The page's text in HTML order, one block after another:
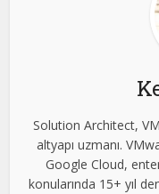
Solution Architect,
altyapı uzmanı.
Google Cloud,
konularında 15+ yıl